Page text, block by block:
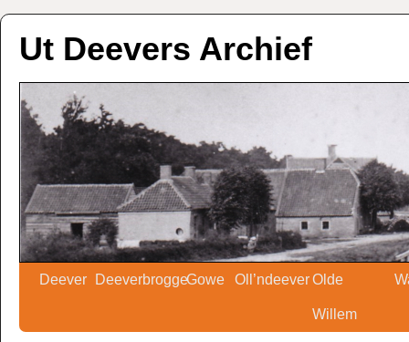
Ut Deevers Archief
Deever DeeverbroggeGowe Oll’ndeeverOlde
Willem